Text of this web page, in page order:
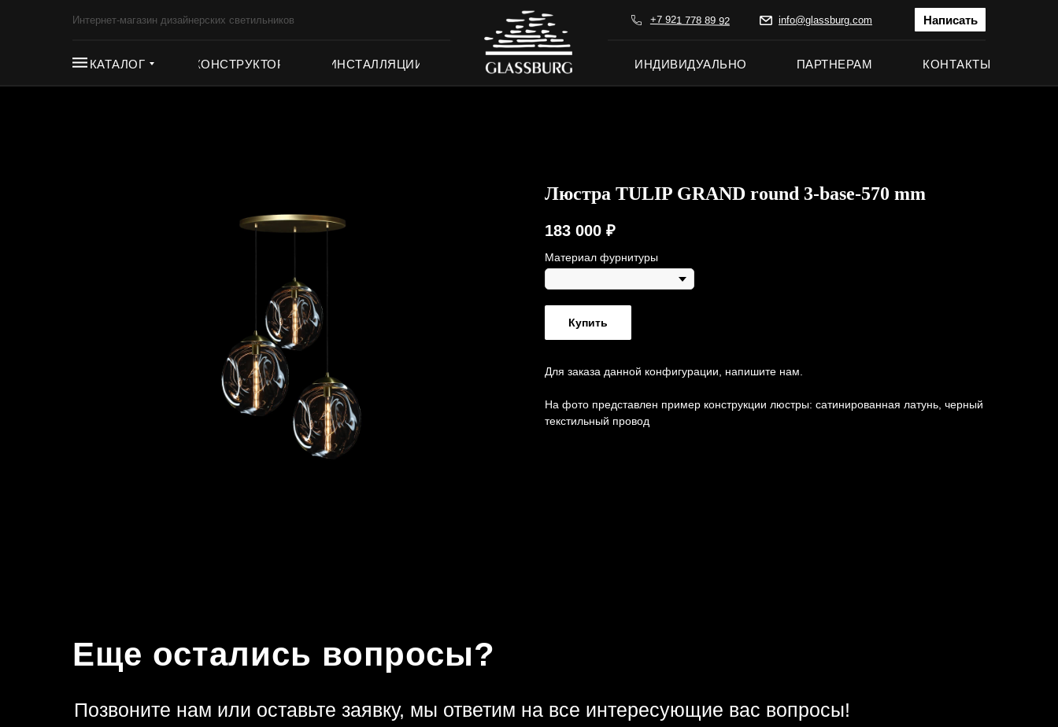
info@glassburg.com
Интернет-магазин дизайнерских светильников Написать
КОНСТРУКТОР ИНСТАЛЛЯЦИИ ИНДИВИДУАЛЬНО ПАРТНЕРАМ КОНТАКТЫ
КАТАЛОГ
+7 921 778 89 92
Люстра TULIP GRAND round 3-base-570 mm
183 000 ₽
Материал фурнитуры
Купить
Для заказа данной конфигурации, напишите нам.
На фото представлен пример конструкции люстры: сатинированная латунь, черный
текстильный провод
Еще остались вопросы?
Позвоните нам или оставьте заявку, мы ответим на все интересующие вас вопросы!